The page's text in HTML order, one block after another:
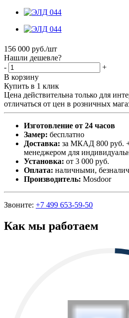
156 000 руб./шт
Нашли дешевле?
-
+
В корзину
Купить в 1 клик
Цена действительна только для
отличаться от цен в розничных
Изготовление от 24 часов
Замер: бесплатно
Доставка: за МКАД 800 руб.
менеджером для
Установка: от 3 000 руб.
Оплата: наличными,
Производитель: Mosdoor
Звоните: +7 499 653-59-50
Как мы работаем